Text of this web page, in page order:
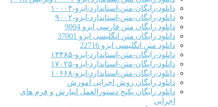
دانلود-رایگان-متن-استاندارد-ایزو-۱۰۰۰۴
دانلود-رایگان-متن-استاندارد-ایزو-۹۰۰۲
دانلود رایگان متن فارسی ایزو 9004
دانلود رایگان متن انگلیسی ایزو 37001
دانلود متن انگلیسی ایزو 22716
دانلود-رایگان-متن-استاندارد-ایزو-۱۳۴۸۵
دانلود-رایگان-متن-استاندارد-ایزو-۱۷۰۲۵
دانلود-رایگان-متن-استاندارد-ایزو-۱۰۶۶۸
دانلود رایگان روش اجرایی آموزش
دانلود رایگان پکیج دستورالعمل انبارش و فرم های
اجرایی